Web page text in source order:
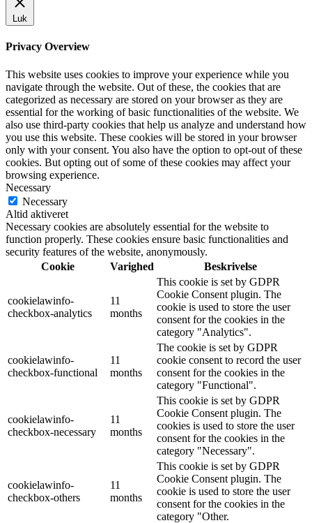
Luk
Privacy Overview
This website uses cookies to improve your experience while you
navigate through the website. Out of these, the cookies that are
categorized as necessary are stored on your browser as they are
essential for the working of basic functionalities of the website. We
also use third-party cookies that help us analyze and understand how
you use this website. These cookies will be stored in your browser
only with your consent. You also have the option to opt-out of these
cookies. But opting out of some of these cookies may affect your
browsing experience.
Necessary
Necessary
Altid aktiveret
Necessary cookies are absolutely essential for the website to
function properly. These cookies ensure basic functionalities and
security features of the website, anonymously.
Cookie
Varighed Beskrivelse
cookielawinfo-
checkbox-analytics
11
months
This cookie is set by GDPR
Cookie Consent plugin. The
cookie is used to store the user
consent for the cookies in the
category "Analytics".
cookielawinfo-
checkbox-functional
11
months
The cookie is set by GDPR
cookie consent to record the user
consent for the cookies in the
category "Functional".
cookielawinfo-
checkbox-necessary
11
months
This cookie is set by GDPR
Cookie Consent plugin. The
cookies is used to store the user
consent for the cookies in the
category "Necessary".
cookielawinfo-
checkbox-others
11
months
This cookie is set by GDPR
Cookie Consent plugin. The
cookie is used to store the user
consent for the cookies in the
category "Other.